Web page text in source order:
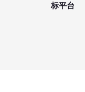
标平台